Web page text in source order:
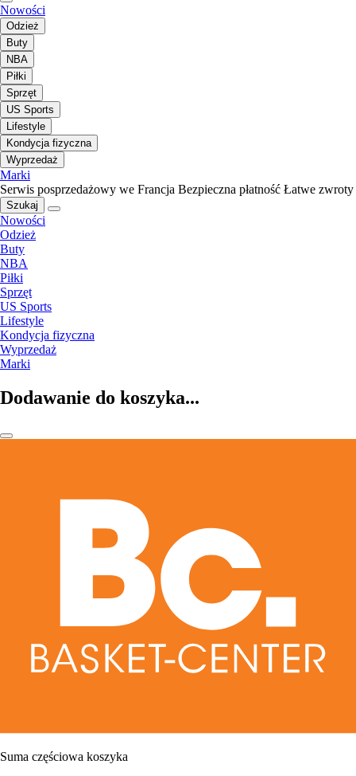
Nowości
Odzież
Buty
NBA
Piłki
Sprzęt
US Sports
Lifestyle
Kondycja fizyczna
Wyprzedaż
Marki
Serwis posprzedażowy we Francja Bezpieczna płatność Łatwe zwroty
Szukaj
Nowości
Odzież
Buty
NBA
Piłki
Sprzęt
US Sports
Lifestyle
Kondycja fizyczna
Wyprzedaż
Marki
Dodawanie do koszyka...
Suma częściowa koszyka